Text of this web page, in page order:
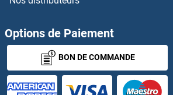
MRAS Kits ELISA
MRC2 Kits ELISA
Mre11 Kits ELISA
Options de Paiement
BON DE COMMANDE